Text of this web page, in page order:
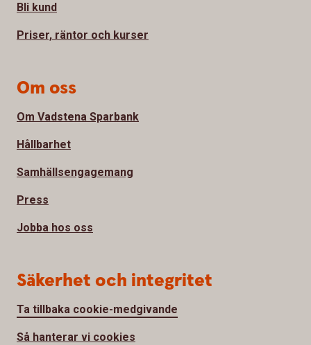
Bli kund
Priser, räntor och kurser
Om oss
Om Vadstena Sparbank
Hållbarhet
Samhällsengagemang
Press
Jobba hos oss
Säkerhet och integritet
Ta tillbaka cookie-medgivande
Så hanterar vi cookies